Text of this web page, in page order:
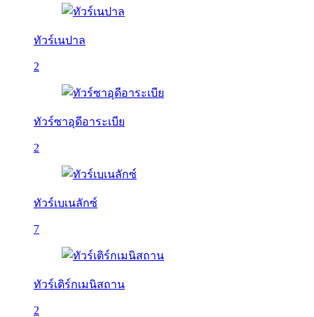
ทัวร์เนปาล
2
ทัวร์ซาอุดีอาระเบีย
2
ทัวร์เบเนลักซ์
7
ทัวร์เติร์กเมนิสถาน
2